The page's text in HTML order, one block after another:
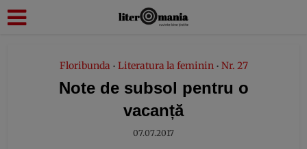
Floribunda • Literatura la feminin • Nr. 27
Note de subsol pentru o
vacanță
07.07.2017
modal-check